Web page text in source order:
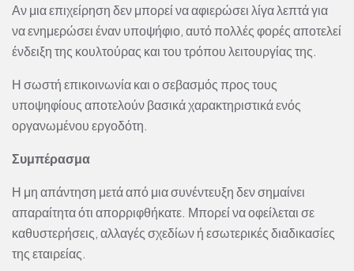
Αν μια επιχείρηση δεν μπορεί να αφιερώσει λίγα λεπτά για
να ενημερώσει έναν υποψήφιο, αυτό πολλές φορές αποτελεί
ένδειξη της κουλτούρας και του τρόπου λειτουργίας της.
Η σωστή επικοινωνία και ο σεβασμός προς τους
υποψηφίους αποτελούν βασικά χαρακτηριστικά ενός
οργανωμένου εργοδότη.
Συμπέρασμα
Η μη απάντηση μετά από μια συνέντευξη δεν σημαίνει
απαραίτητα ότι απορριφθήκατε. Μπορεί να οφείλεται σε
καθυστερήσεις, αλλαγές σχεδίων ή εσωτερικές διαδικασίες
της εταιρείας.